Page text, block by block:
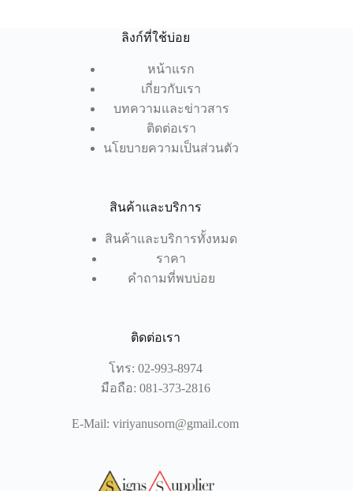
ลิงก์ที่ใช้บ่อย
หน้าแรก
เกี่ยวกับเรา
บทความและข่าวสาร
ติดต่อเรา
นโยบายความเป็นส่วนตัว
สินค้าและบริการ
สินค้าและบริการทั้งหมด
ราคา
คำถามที่พบบ่อย
ติดต่อเรา
โทร: 02-993-8974
มือถือ: 081-373-2816
E-Mail:viriyanusorn@gmail.com